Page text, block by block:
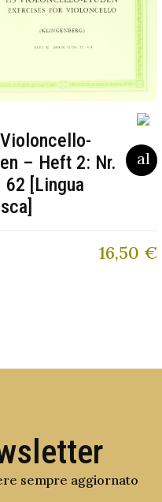
– Heft 2: Nr.
62 [Lingua
16,50 €
sempre aggiornato